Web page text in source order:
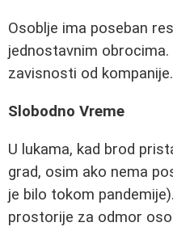
Osoblje ima poseban
jednostavnim
zavisnosti od kompanije.
Slobodno Vreme
U lukama, kad brod
grad, osim ako nema
je bilo tokom
prostorije za odmor